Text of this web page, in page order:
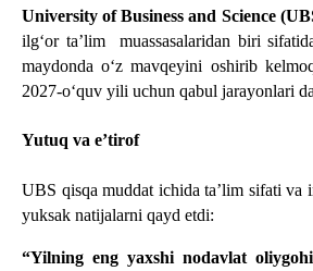
University of Business and Science
ilgʻor ta’lim  muassasalaridan biri
maydonda oʻz mavqeyini oshirib
2027-oʻquv yili uchun qabul jarayonlari
Yutuq va e’tirof
UBS qisqa muddat ichida ta’lim sifati va
yuksak natijalarni qayd etdi:
“Yilning eng yaxshi nodavlat